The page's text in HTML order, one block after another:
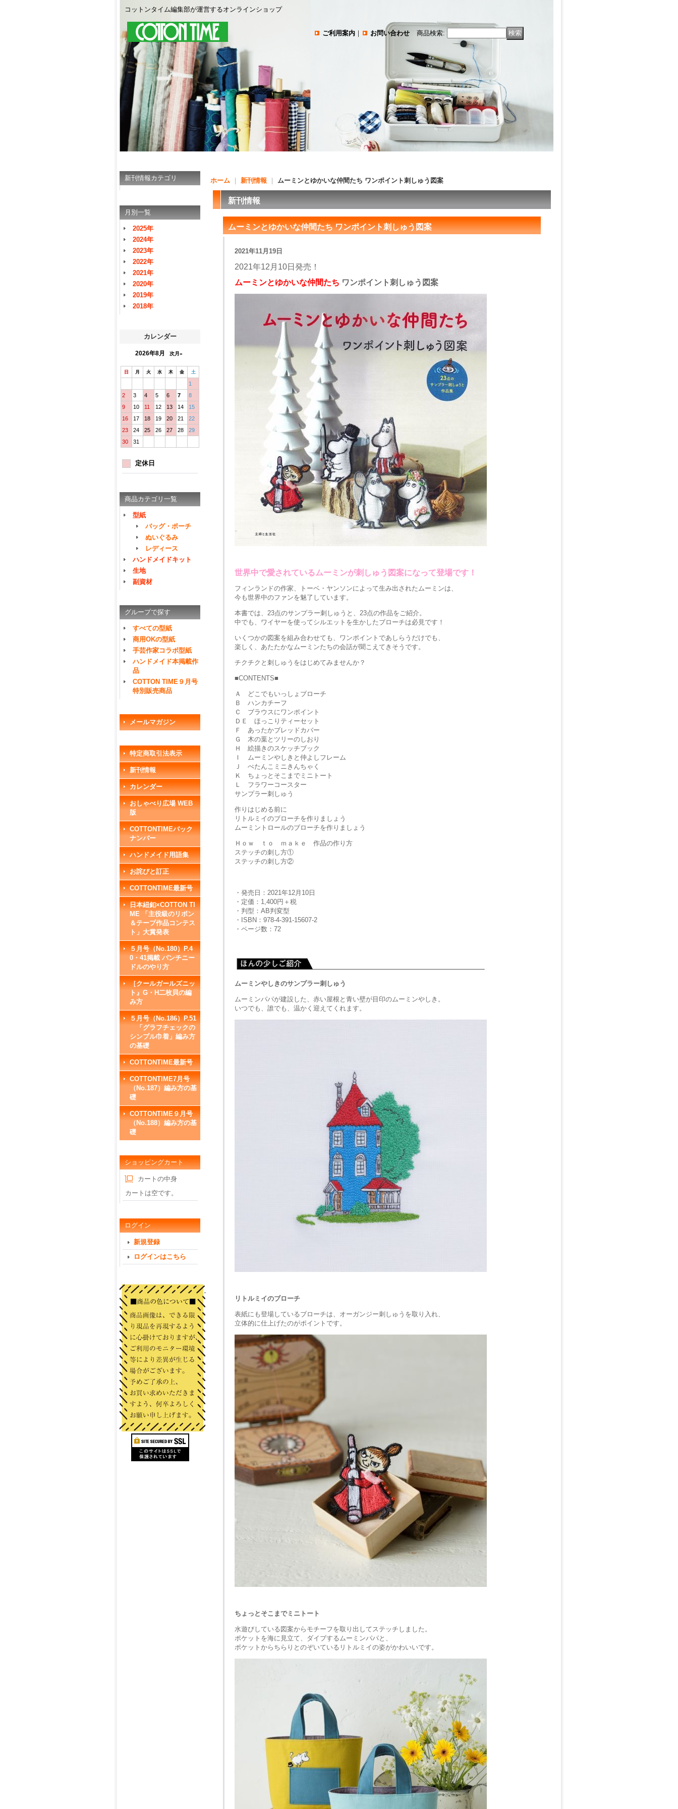
コットンタイム編集部が運営するオンラインショップ
ご利用案内 ｜ お問い合わせ 商品検索:
新刊情報カテゴリ
月別一覧
2025年
2024年
2023年
2022年
2021年
2020年
2019年
2018年
カレンダー
2026年8月 次月»
日 月 火 水 木 金 土
1
2
3 4 5 6 7
8
9
10 11 12 13 14
15
16
17 18 19 20 21
22
23
24 25 26 27 28
29
30
31
定休日
商品カテゴリ一覧
型紙
バッグ・ポーチ
ぬいぐるみ
レディース
ハンドメイドキット
生地
副資材
グループで探す
すべての型紙
商用OKの型紙
手芸作家コラボ型紙
ハンドメイド本掲載作
品
COTTON TIME９月号
特別販売商品
メールマガジン
特定商取引法表示
新刊情報
カレンダー
おしゃべり広場 WEB
版
COTTONTIMEバック
ナンバー
ハンドメイド用語集
お詫びと訂正
COTTONTIME最新号
日本紐釦×COTTON TI
ME 「主役級のリボン
＆テープ作品コンテス
ト」大賞発表
５月号（No.180）P.4
0・41掲載 パンチニー
ドルのやり方
［クールガールズニッ
ト』G・H二枚貝の編
み方
５月号（No.186）P.51
「グラフチェックの
シンプル巾着」編み方
の基礎
COTTONTIME最新号
COTTONTIME7月号
（No.187）編み方の基
礎
COTTONTIME９月号
（No.188）編み方の基
礎
ショッピングカート
カートの中身
カートは空です。
ログイン
新規登録
ログインはこちら
ホーム 新刊情報 ムーミンとゆかいな仲間たち ワンポイント刺しゅう図案
新刊情報
ムーミンとゆかいな仲間たち ワンポイント刺しゅう図案
2021年11月19日
2021年12月10日発売！
ムーミンとゆかいな仲間たち ワンポイント刺しゅう図案
世界中で愛されているムーミンが刺しゅう図案になって登場です！
フィンランドの作家、トーベ・ヤンソンによって生み出されたムーミンは、
今も世界中のファンを魅了しています。
本書では、23点のサンプラー刺しゅうと、23点の作品をご紹介。
中でも、ワイヤーを使ってシルエットを生かしたブローチは必見です！
いくつかの図案を組み合わせても、ワンポイントであしらうだけでも、
楽しく、あたたかなムーミンたちの会話が聞こえてきそうです。
チクチクと刺しゅうをはじめてみませんか？
■CONTENTS■
Ａ どこでもいっしょブローチ
Ｂ ハンカチーフ
Ｃ ブラウスにワンポイント
ＤＥ ほっこりティーセット
Ｆ あったかブレッドカバー
Ｇ 木の葉とツリーのしおり
Ｈ 絵描きのスケッチブック
Ｉ ムーミンやしきと仲よしフレーム
Ｊ ぺたんこミニきんちゃく
Ｋ ちょっとそこまでミニトート
Ｌ フラワーコースター
サンプラー刺しゅう
作りはじめる前に
リトルミイのブローチを作りましょう
ムーミントロールのブローチを作りましょう
Ｈｏｗ ｔｏ ｍａｋｅ 作品の作り方
ステッチの刺し方①
ステッチの刺し方②
・発売日：2021年12月10日
・定価：1,400円＋税
・判型：AB判変型
・ISBN：978-4-391-15607-2
・ページ数：72
ムーミンやしきのサンプラー刺しゅう
ムーミンパパが建設した、赤い屋根と青い壁が目印のムーミンやしき。
いつでも、誰でも、温かく迎えてくれます。
リトルミイのブローチ
表紙にも登場しているブローチは、オーガンジー刺しゅうを取り入れ、
立体的に仕上げたのがポイントです。
ちょっとそこまでミニトート
水遊びしている図案からモチーフを取り出してステッチしました。
ポケットを海に見立て、ダイブするムーミンパパと、
ポケットからちらりとのぞいているリトルミイの姿がかわいいです。